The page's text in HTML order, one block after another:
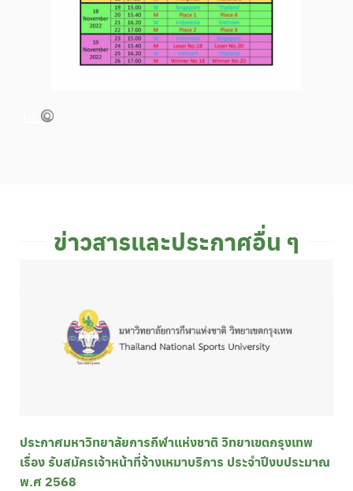
ข่าวสารและประกาศอื่น ๆ
ประกาศมหาวิทยาลัยการกีฬาแห่งชาติ วิทยาเขตกรุงเทพ
เรื่อง รับสมัครเจ้าหน้าที่จ้างเหมาบริการ ประจำปีงบประมาณ
พ.ศ 2568